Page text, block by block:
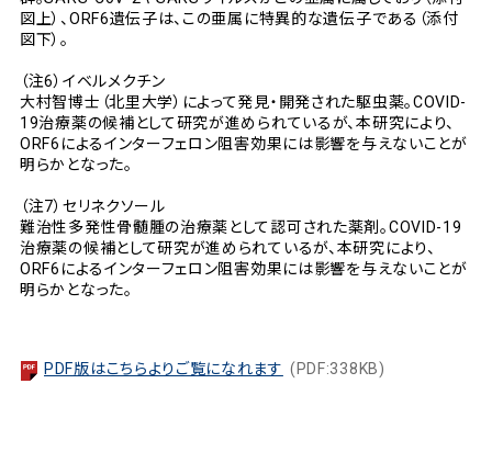
図上）、ORF6遺伝子は、この亜属に特異的な遺伝子である（添付
図下）。
（注6）イベルメクチン
大村智博士（北里大学）によって発見・開発された駆虫薬。COVID-
19治療薬の候補として研究が進められているが、本研究により、
ORF6によるインターフェロン阻害効果には影響を与えないことが
明らかとなった。
（注7）セリネクソール
難治性多発性骨髄腫の治療薬として認可された薬剤。COVID-19
治療薬の候補として研究が進められているが、本研究により、
ORF6によるインターフェロン阻害効果には影響を与えないことが
明らかとなった。
PDF版はこちらよりご覧になれます (PDF:338KB)